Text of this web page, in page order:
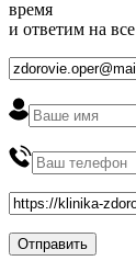
время
и ответим на